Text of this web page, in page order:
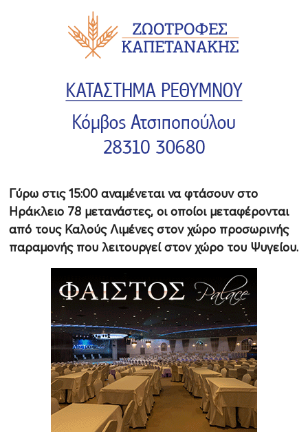
Γύρω στις 15:00 αναμένεται να φτάσουν στο
Ηράκλειο 78 μετανάστες, οι οποίοι μεταφέρονται
από τους Καλούς Λιμένες στον χώρο προσωρινής
παραμονής που λειτουργεί στον χώρο του Ψυγείου.